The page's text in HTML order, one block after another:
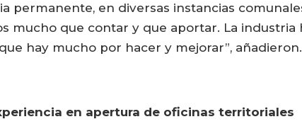
permanente, en diversas instancias
mucho que contar y que aportar. La
hay mucho por hacer y mejorar”, añadieron.
en apertura de oficinas territoriales